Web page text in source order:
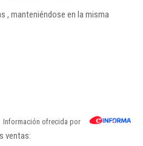
, manteniéndose en la misma
Información ofrecida por
ventas: